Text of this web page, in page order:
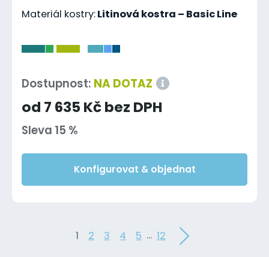
Materiál kostry:Litinová kostra – Basic Line
Dostupnost: NA DOTAZ
od 7 635 Kč bez DPH
Sleva 15 %
Konfigurovat & objednat
1 2 3 4 5 ... 12